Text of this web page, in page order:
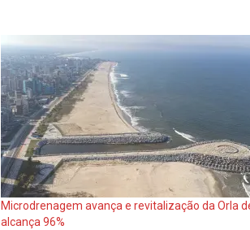
Microdrenagem avança e revitalização da Orla
alcança 96%